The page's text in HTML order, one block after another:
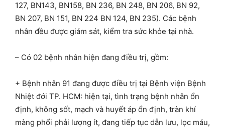
127, BN143, BN158, BN 236, BN 248, BN 206, BN 92,
BN 207, BN 151, BN 224 BN 124, BN 235). Các bệnh
nhân đều được giám sát, kiểm tra sức khỏe tại nhà.
– Có 02 bệnh nhân hiện đang điều trị, gồm:
+ Bệnh nhân 91 đang được điều trị tại Bệnh viện Bệnh
Nhiệt đới TP. HCM: hiện tại, tình trạng bệnh nhân ổn
định, không sốt, mạch và huyết áp ổn định, tràn khí
màng phổi phải lượng ít, đang tiếp tục dẫn lưu, lọc máu,